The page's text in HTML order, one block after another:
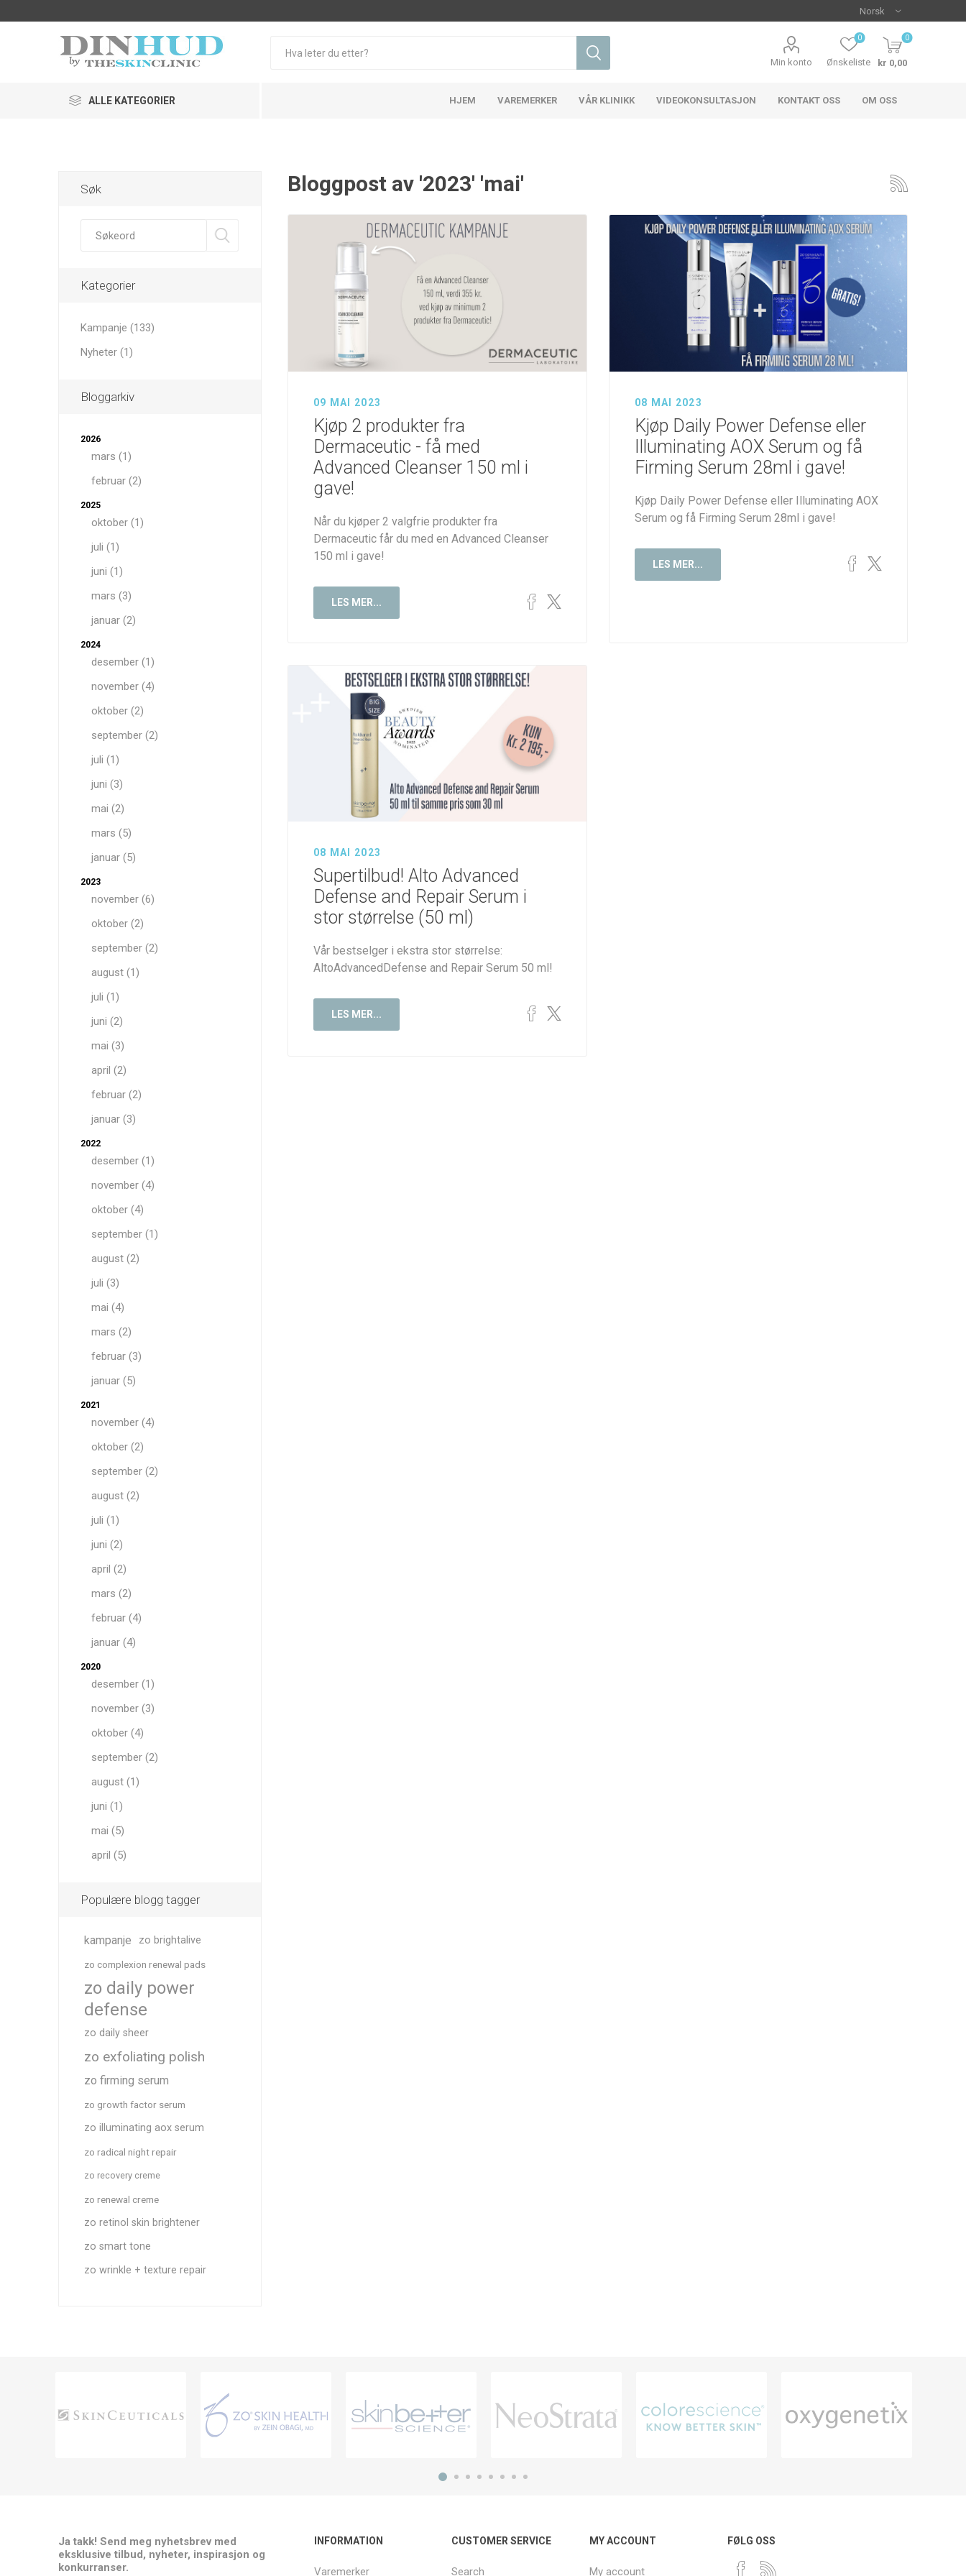
Min konto Ønskeliste
0 0
kr 0,00
ALLE KATEGORIER
Uren hud og kviser Rød og irritert hud
Dehydrert hud
HJEM VAREMERKER
Colorescience
Grande Cosmetics
VÅR KLINIKK VIDEOKONSULTASJON KONTAKT OSS OM OSS
Bloggpost av '2023' 'mai'
09 MAI 2023
Kjøp 2 produkter fra
Dermaceutic - få med
Advanced Cleanser 150 ml i
gave!
Når du kjøper 2 valgfrie produkter fra
Dermaceutic får du med en Advanced Cleanser
150 ml i gave!
LES MER...
08 MAI 2023
Kjøp Daily Power Defense eller
Illuminating AOX Serum og få
Firming Serum 28ml i gave!
Kjøp Daily Power Defense eller Illuminating AOX
Serum og få Firming Serum 28ml i gave!
LES MER...
08 MAI 2023
Supertilbud! Alto Advanced
Defense and Repair Serum i
stor størrelse (50 ml)
Vår bestselger i ekstra stor størrelse:
AltoAdvancedDefense and Repair Serum 50 ml!
LES MER...
Søk
Kategorier
Kampanje (133)
Nyheter (1)
Bloggarkiv
2026
mars (1)
februar (2)
2025
oktober (1)
juli (1)
juni (1)
mars (3)
januar (2)
2024
desember (1)
november (4)
oktober (2)
september (2)
juli (1)
juni (3)
mai (2)
mars (5)
januar (5)
2023
november (6)
oktober (2)
september (2)
august (1)
juli (1)
juni (2)
mai (3)
april (2)
februar (2)
januar (3)
2022
desember (1)
november (4)
oktober (4)
september (1)
august (2)
juli (3)
mai (4)
mars (2)
februar (3)
januar (5)
2021
november (4)
oktober (2)
september (2)
august (2)
juli (1)
juni (2)
april (2)
mars (2)
februar (4)
januar (4)
2020
desember (1)
november (3)
oktober (4)
september (2)
august (1)
juni (1)
mai (5)
april (5)
Populære blogg tagger
kampanje zo brightalive
zo complexion renewal pads
zo daily power
defense
zo daily sheer
zo exfoliating polish
zo firming serum
zo growth factor serum
zo illuminating aox serum
zo radical night repair
zo recovery creme
zo renewal creme
zo retinol skin brightener
zo smart tone
zo wrinkle + texture repair
Ja takk! Send meg nyhetsbrev med
eksklusive tilbud, nyheter, inspirasjon og
konkurranser.
INFORMATION
Varemerker
CUSTOMER SERVICE
Search
MY ACCOUNT
My account
FØLG OSS